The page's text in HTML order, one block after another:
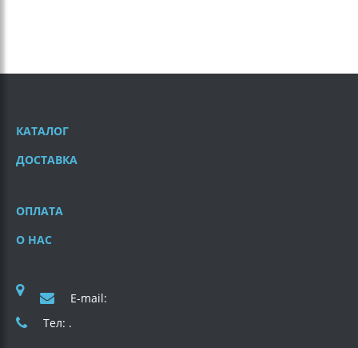
КАТАЛОГ
ДОСТАВКА
ОПЛАТА
О НАС
E-mail:
Тел: .